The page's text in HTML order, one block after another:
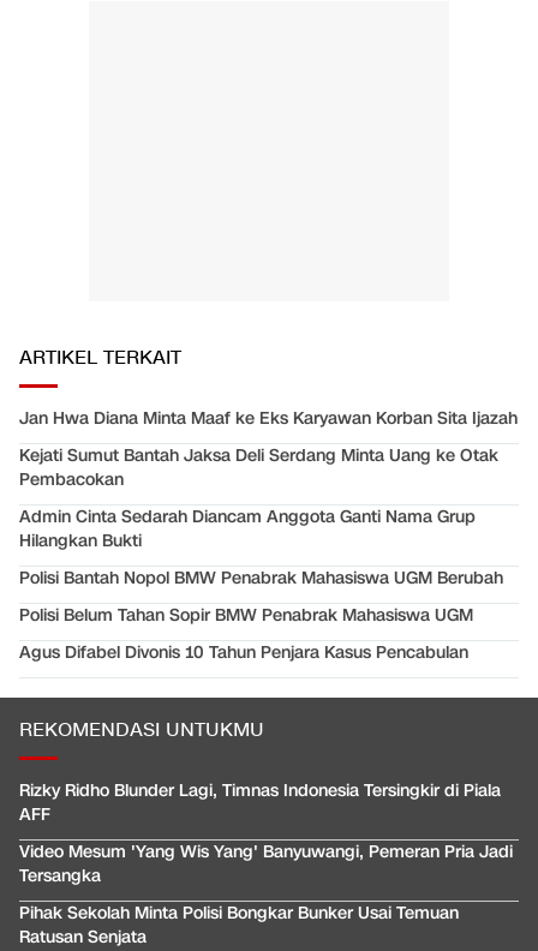
ARTIKEL TERKAIT
Jan Hwa Diana Minta Maaf ke Eks Karyawan Korban Sita Ijazah
Kejati Sumut Bantah Jaksa Deli Serdang Minta Uang ke Otak
Pembacokan
Admin Cinta Sedarah Diancam Anggota Ganti Nama Grup
Hilangkan Bukti
Polisi Bantah Nopol BMW Penabrak Mahasiswa UGM Berubah
Polisi Belum Tahan Sopir BMW Penabrak Mahasiswa UGM
Agus Difabel Divonis 10 Tahun Penjara Kasus Pencabulan
REKOMENDASI UNTUKMU
Rizky Ridho Blunder Lagi, Timnas Indonesia Tersingkir di Piala
AFF
Video Mesum 'Yang Wis Yang' Banyuwangi, Pemeran Pria Jadi
Tersangka
Pihak Sekolah Minta Polisi Bongkar Bunker Usai Temuan
Ratusan Senjata